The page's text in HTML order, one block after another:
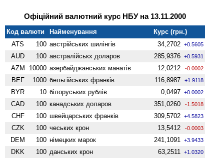
Офіційний валютний курс НБУ на 13.11.2000
Код валюти Найменування
Курс (грн.)
ATS
100 австрійських шилінгів 34,2702 +0.5605
AUD 100 австралійськх доларов 285,9376 +0.5931
AZM 10000 азербайджанських манатів 12,0212 -0.0002
BEF 1000 бельгійських франків 116,8987 +1.9118
BYR 10 білоруських рублів 0,0497 +0.0002
CAD 100 канадських доларов 351,0260 -1.5018
CHF 100 швейцарських франків 309,5702 +4.5823
CZK 100 чеських крон 13,5412 -0.0003
DEM 100 німецких марок 241,1091 +3.9433
DKK 100 данських крон 63,2511 +1.0320